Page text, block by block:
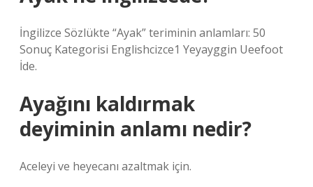
İngilizce Sözlükte “Ayak” teriminin anlamları: 50
Sonuç Kategorisi Englishcizce1 Yeyayggin Ueefoot
İde.
Ayağını kaldırmak
deyiminin anlamı nedir?
Aceleyi ve heyecanı azaltmak için.